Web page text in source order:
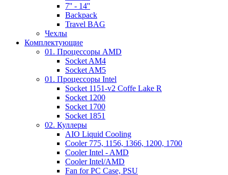
7'' - 14''
Backpack
Travel BAG
Чехлы
Комплектующие
01. Процессоры AMD
Socket AM4
Socket AM5
01. Процессоры Intel
Socket 1151-v2 Coffe Lake R
Socket 1200
Socket 1700
Socket 1851
02. Куллеры
AIO Liquid Cooling
Cooler 775, 1156, 1366, 1200, 1700
Cooler Intel - AMD
Cooler Intel/AMD
Fan for PC Case, PSU